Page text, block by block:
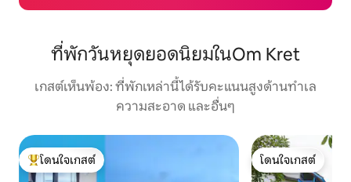
ที่พักวันหยุดยอดนิยมในOm Kret
เกสต์เห็นพ้อง: ที่พักเหล่านี้ได้รับคะแนนสูงด้านทำเล
ความสะอาด และอื่นๆ
โดนใจเกสต์ที่สุด
โดนใจเกสต์
โดนใจเกสต์
โดนใจเกสต์